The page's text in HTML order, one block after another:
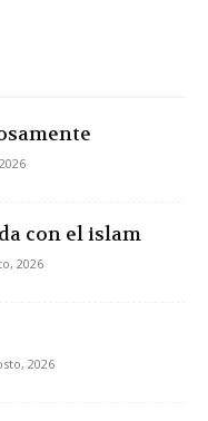
con el islam
2026
2026